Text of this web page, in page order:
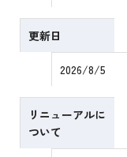
更新日
2026/8/5
リニューアルに
ついて